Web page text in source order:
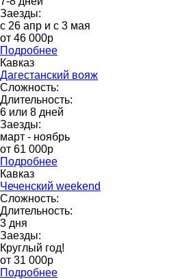
Заезды:
с 26 апр и с 3 мая
от 46 000р
Подробнее
Кавказ
Дагестанский вояж
Сложность:
Длительность:
6 или 8 дней
Заезды:
март - ноябрь
от 61 000p
Подробнее
Кавказ
Чеченский weekend
Сложность:
Длительность:
3 дня
Заезды:
Круглый год!
от 31 000p
Подробнее